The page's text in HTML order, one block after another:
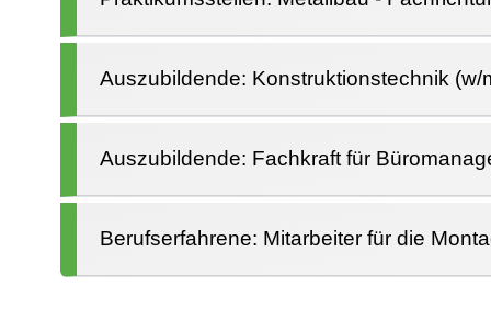
Auszubildende: Konstruktionstechnik (w/
Auszubildende: Fachkraft für
Berufserfahrene: Mitarbeiter für die